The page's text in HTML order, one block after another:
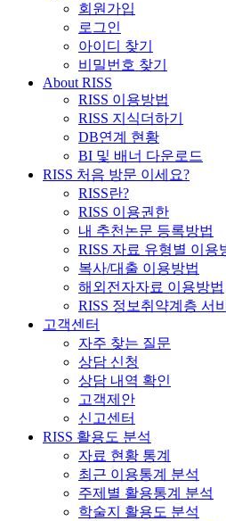
회원가입
로그인
아이디 찾기
비밀번호 찾기
About RISS
RISS 이용방법
RISS 지식더하기
DB연계 현황
BI 및 배너 다운로드
RISS 처음 방문 이세요?
RISS란?
RISS 이용권한
내 추천논문 등록방법
RISS 자료 유형별 이용
복사/대출 이용방법
해외전자자료 이용방법
RISS 정보취약계층 서
고객센터
자주 찾는 질문
상담 신청
상담 내역 확인
고객제안
신고센터
RISS 활용도 분석
자료 현황 통계
최근 이용통계 분석
주제별 활용통계 분석
학술지 활용도 분석